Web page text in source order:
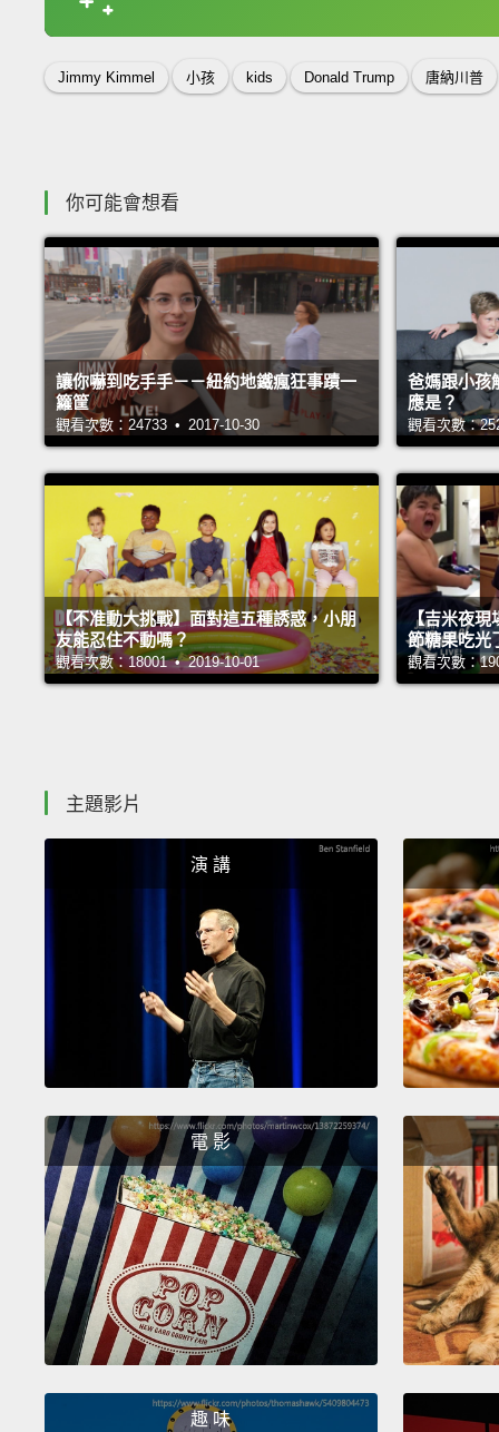
Jimmy Kimmel 小孩 kids Donald Trump 唐納川普
你可能會想看
讓你嚇到吃手手－－紐約地鐵瘋狂事蹟一
籮筐
觀看次數：24733 • 2017-10-30
爸媽跟小孩
應是？
觀看次數：
【不准動大挑戰】面對這五種誘惑，小朋
友能忍住不動嗎？
觀看次數：18001 • 2019-10-01
【吉米夜現
節糖果吃光
觀看次數：
主題影片
演 講
電 影
趣 味